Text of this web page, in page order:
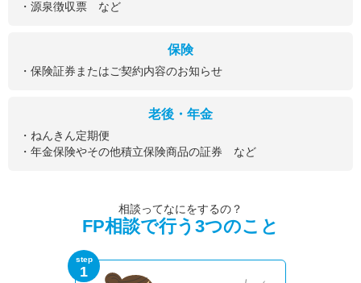
・源泉徴収票 など
保険
・保険証券またはご契約内容のお知らせ
老後・年金
・ねんきん定期便
・年金保険やその他積立保険商品の証券 など
相談ってなにをするの？
FP相談で行う3つのこと
step
1